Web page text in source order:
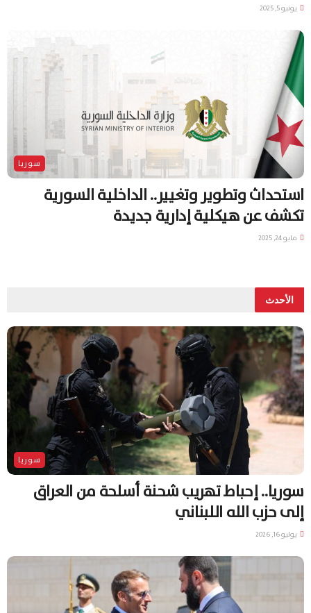
يونيو 5, 2025
سوريا
استحداث وتطوير وتغيير.. الداخلية السورية
تكشف عن هيكلية إدارية جديدة
مايو 24, 2025
الأحدث
سوريا
سوريا.. إحباط تهريب شحنة أسلحة من العراق
إلى حزب الله اللبناني
يوليو 16, 2026